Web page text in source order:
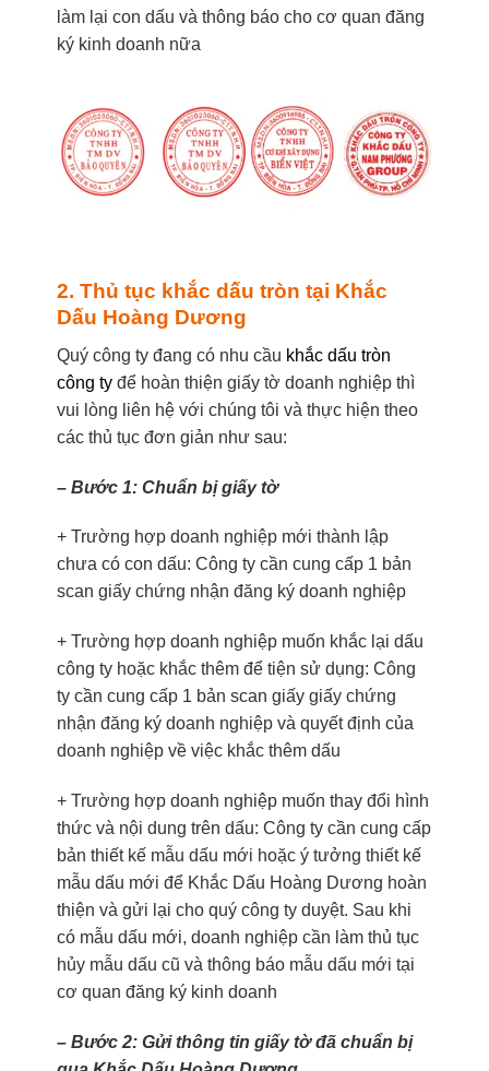
làm lại con dấu và thông báo cho cơ quan đăng
ký kinh doanh nữa
2. Thủ tục khắc dấu tròn tại Khắc
Dấu Hoàng Dương
Quý công ty đang có nhu cầu khắc dấu tròn
công tyđể hoàn thiện giấy tờ doanh nghiệp thì
vui lòng liên hệ với chúng tôi và thực hiện theo
các thủ tục đơn giản như sau:
– Bước 1: Chuẩn bị giấy tờ
+ Trường hợp doanh nghiệp mới thành lập
chưa có con dấu: Công ty cần cung cấp 1 bản
scan giấy chứng nhận đăng ký doanh nghiệp
+ Trường hợp doanh nghiệp muốn khắc lại dấu
công ty hoặc khắc thêm để tiện sử dụng: Công
ty cần cung cấp 1 bản scan giấy giấy chứng
nhận đăng ký doanh nghiệp và quyết định của
doanh nghiệp về việc khắc thêm dấu
+ Trường hợp doanh nghiệp muốn thay đổi hình
thức và nội dung trên dấu: Công ty cần cung cấp
bản thiết kế mẫu dấu mới hoặc ý tưởng thiết kế
mẫu dấu mới để Khắc Dấu Hoàng Dương hoàn
thiện và gửi lại cho quý công ty duyệt. Sau khi
có mẫu dấu mới, doanh nghiệp cần làm thủ tục
hủy mẫu dấu cũ và thông báo mẫu dấu mới tại
cơ quan đăng ký kinh doanh
– Bước 2: Gửi thông tin giấy tờ đã chuẩn bị